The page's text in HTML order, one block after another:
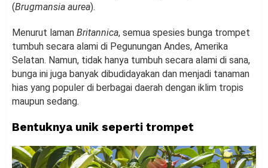
(Brugmansia aurea).
Menurut laman Britannica, semua spesies bunga trompet
tumbuh secara alami di Pegunungan Andes, Amerika
Selatan. Namun, tidak hanya tumbuh secara alami di sana,
bunga ini juga banyak dibudidayakan dan menjadi tanaman
hias yang populer di berbagai daerah dengan iklim tropis
maupun sedang.
Bentuknya unik seperti trompet